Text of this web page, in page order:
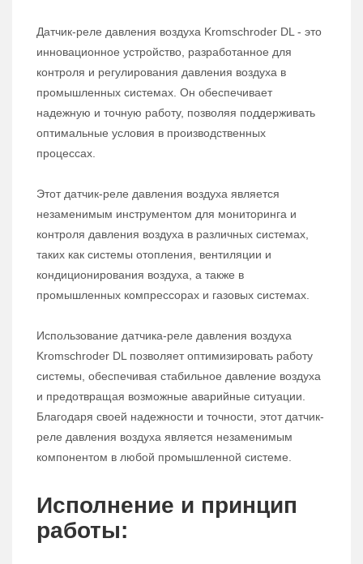
Датчик-реле давления воздуха Kromschroder DL - это
инновационное устройство, разработанное для
контроля и регулирования давления воздуха в
промышленных системах. Он обеспечивает
надежную и точную работу, позволяя поддерживать
оптимальные условия в производственных
процессах.
Этот датчик-реле давления воздуха является
незаменимым инструментом для мониторинга и
контроля давления воздуха в различных системах,
таких как системы отопления, вентиляции и
кондиционирования воздуха, а также в
промышленных компрессорах и газовых системах.
Использование датчика-реле давления воздуха
Kromschroder DL позволяет оптимизировать работу
системы, обеспечивая стабильное давление воздуха
и предотвращая возможные аварийные ситуации.
Благодаря своей надежности и точности, этот датчик-
реле давления воздуха является незаменимым
компонентом в любой промышленной системе.
Исполнение и принцип
работы: